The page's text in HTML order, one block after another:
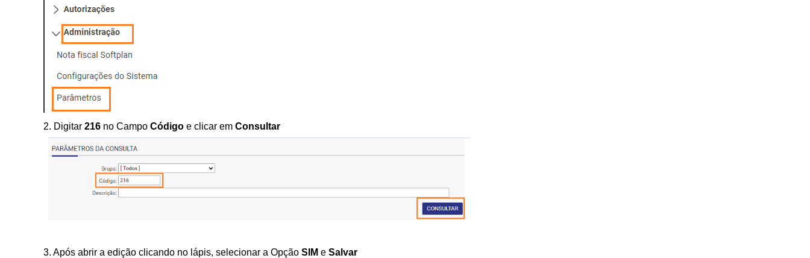
2. Digitar 216 no Campo Código e clicar em Consultar
3. Após abrir a edição clicando no lápis, selecionar a Opção SIM e Salvar